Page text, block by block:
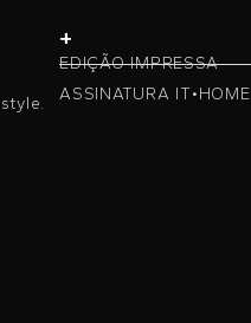
+
EDIÇÃO IMPRESSA
ASSINATURA IT•HOME